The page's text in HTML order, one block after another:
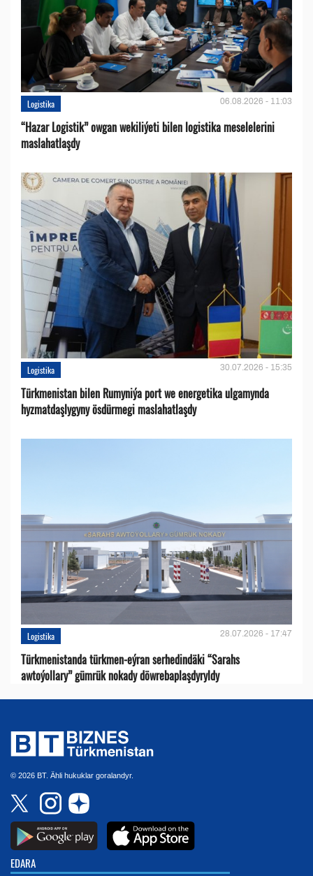
Logistika 06.08.2026 - 11:03
“Hazar Logistik” owgan wekiliýeti bilen logistika meselelerini
maslahatlaşdy
Logistika 30.07.2026 - 15:35
Türkmenistan bilen Rumyniýa port we energetika ulgamynda
hyzmatdaşlygyny ösdürmegi maslahatlaşdy
Logistika 28.07.2026 - 17:47
Türkmenistanda türkmen-eýran serhedindäki “Sarahs
awtoýollary” gümrük nokady döwrebaplaşdyryldy
© 2026 BT. Ähli hukuklar goralandyr.
EDARA